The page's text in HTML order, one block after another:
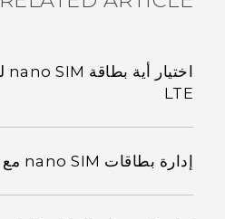
LTE
إدارة بطاقات nano SIM مع إدارة الشبكة الثنائية